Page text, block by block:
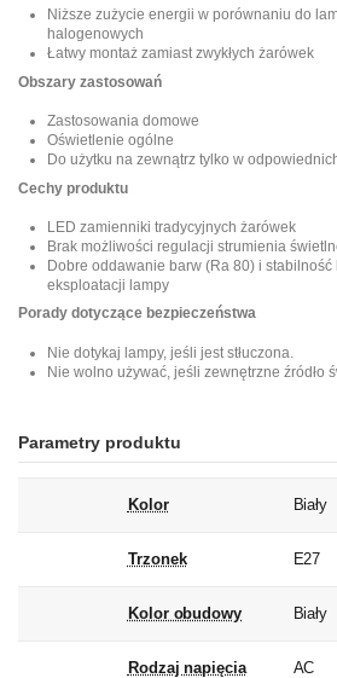
Niższe zużycie energii w porównaniu do
halogenowych
Łatwy montaż zamiast zwykłych żarówek
Obszary zastosowań
Zastosowania domowe
Oświetlenie ogólne
Do użytku na zewnątrz tylko w
Cechy produktu
LED zamienniki tradycyjnych żarówek
Brak możliwości regulacji strumienia
Dobre oddawanie barw (Ra 80) i stabilność
eksploatacji lampy
Porady dotyczące bezpieczeństwa
Nie dotykaj lampy, jeśli jest stłuczona.
Nie wolno używać, jeśli zewnętrzne źródło
Parametry produktu
Kolor Biały
Trzonek E27
Kolor obudowy Biały
Rodzaj napięcia AC